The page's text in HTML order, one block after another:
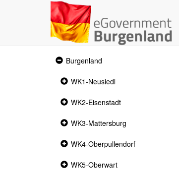
Expanded
section
Burgenland
Collapsed
WK1-Neusiedl
Collapsed
WK2-Eisenstadt
Collapsed
WK3-Mattersburg
Collapsed
WK4-Oberpullendorf
Collapsed
WK5-Oberwart